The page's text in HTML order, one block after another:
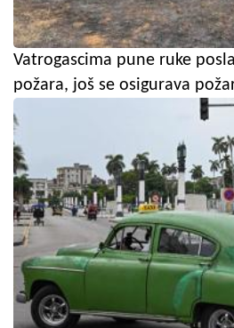
Vatrogascima pune ruke
požara, još se osigurava